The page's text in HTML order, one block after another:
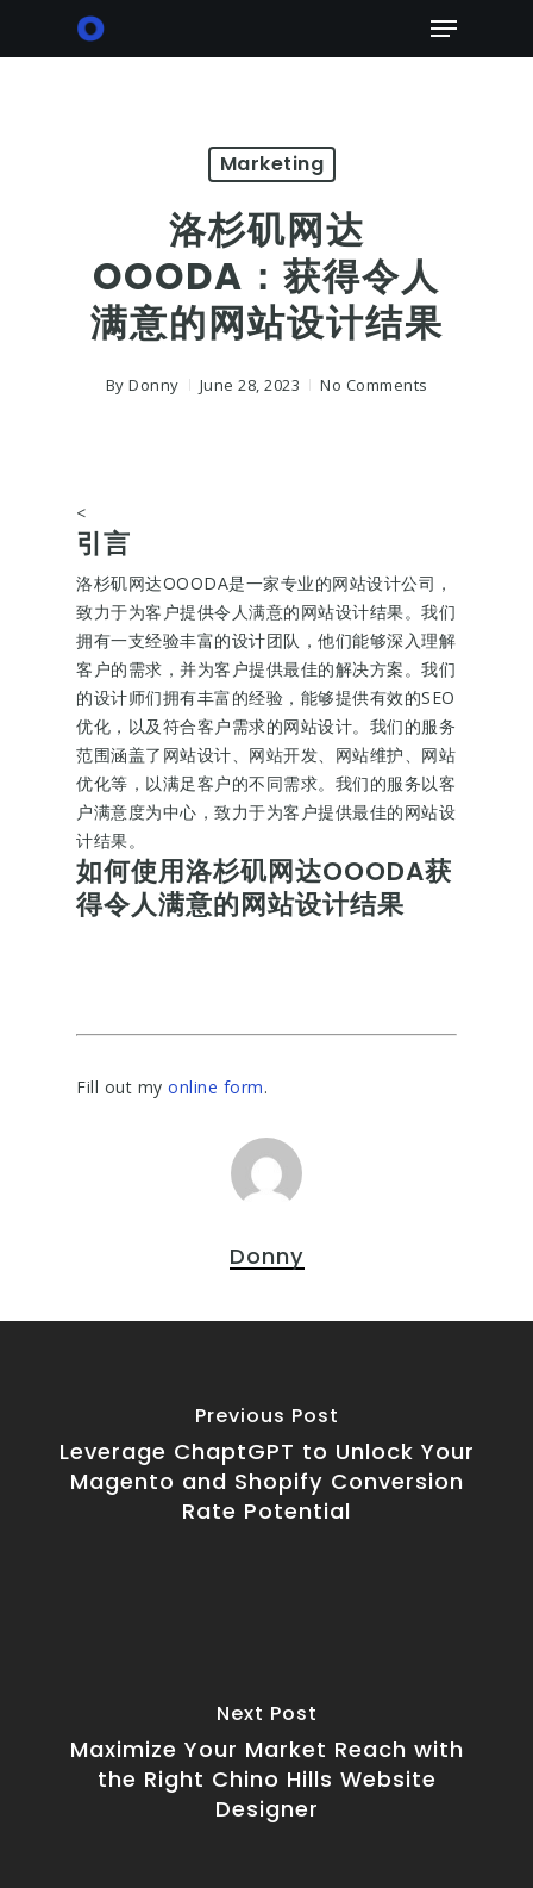
Menu
Marketing
洛杉矶网达
OOODA：获得令人
满意的网站设计结果
By Donny June 28, 2023 No Comments
<
引言
洛杉矶网达OOODA是一家专业的网站设计公司，
致力于为客户提供令人满意的网站设计结果。我们
拥有一支经验丰富的设计团队，他们能够深入理解
客户的需求，并为客户提供最佳的解决方案。我们
的设计师们拥有丰富的经验，能够提供有效的SEO
优化，以及符合客户需求的网站设计。我们的服务
范围涵盖了网站设计、网站开发、网站维护、网站
优化等，以满足客户的不同需求。我们的服务以客
户满意度为中心，致力于为客户提供最佳的网站设
计结果。
如何使用洛杉矶网达OOODA获
得令人满意的网站设计结果
Fill out my online form.
Donny
Previous Post
Leverage ChaptGPT to Unlock Your
Magento and Shopify Conversion
Rate Potential
Next Post
Maximize Your Market Reach with
the Right Chino Hills Website
Designer